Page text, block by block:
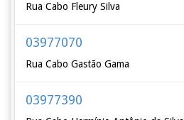
Rua Cabo Fleury Silva
03977070
Rua Cabo Gastão Gama
03977390